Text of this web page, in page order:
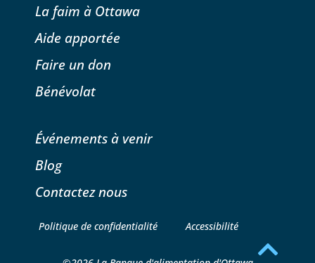
La faim à Ottawa
Aide apportée
Faire un don
Bénévolat
Événements à venir
Blog
Contactez nous
Politique de confidentialité Accessibilité